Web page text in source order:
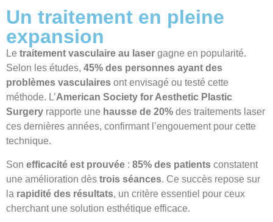
Un traitement en pleine
expansion
Le traitement vasculaire au laser gagne en popularité.
Selon les études, 45% des personnes ayant des
problèmes vasculaires ont envisagé ou testé cette
méthode. L’American Society for Aesthetic Plastic
Surgery rapporte une hausse de 20% des traitements laser
ces dernières années, confirmant l’engouement pour cette
technique.
Son efficacité est prouvée : 85% des patients constatent
une amélioration dès trois séances. Ce succès repose sur
la rapidité des résultats, un critère essentiel pour ceux
cherchant une solution esthétique efficace.